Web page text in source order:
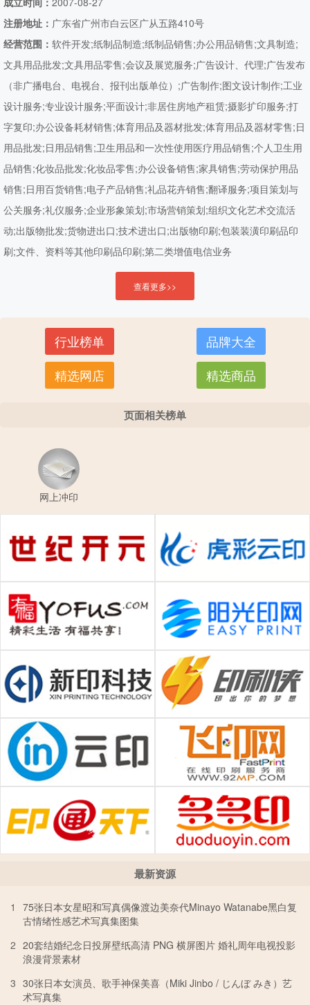
注册地址： 广东省广州市白云区广从五路410号
经营范围： 软件开发;纸制品制造;纸制品销售;办公用品销售;文具制造;
文具用品批发;文具用品零售;会议及展览服务;广告设计、代理;广告发布
（非广播电台、电视台、报刊出版单位）;广告制作;图文设计制作;工业
设计服务;专业设计服务;平面设计;非居住房地产租赁;摄影扩印服务;打
字复印;办公设备耗材销售;体育用品及器材批发;体育用品及器材零售;日
用品批发;日用品销售;卫生用品和一次性使用医疗用品销售;个人卫生用
品销售;化妆品批发;化妆品零售;办公设备销售;家具销售;劳动保护用品
销售;日用百货销售;电子产品销售;礼品花卉销售;翻译服务;项目策划与
公关服务;礼仪服务;企业形象策划;市场营销策划;组织文化艺术交流活
动;出版物批发;货物进出口;技术进出口;出版物印刷;包装装潢印刷品印
刷;文件、资料等其他印刷品印刷;第二类增值电信业务
查看更多>>
行业榜单
品牌大全
精选网店
精选商品
页面相关榜单
网上冲印
最新资源
1
75张日本女星昭和写真偶像渡边美奈代Minayo Watanabe黑白复
古情绪性感艺术写真集图集
2 20套结婚纪念日投屏壁纸高清 PNG 横屏图片 婚礼周年电视投影
浪漫背景素材
3 30张日本女演员、歌手神保美喜（Miki Jinbo / じんぼ みき）艺
术写真集